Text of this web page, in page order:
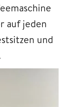
auf jeden
und